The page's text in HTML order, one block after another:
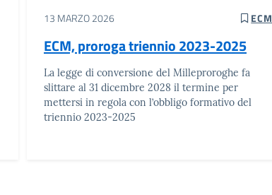
13 MARZO 2026 ECM
ECM, proroga triennio 2023-2025
La legge di conversione del Milleproroghe fa
slittare al 31 dicembre 2028 il termine per
mettersi in regola con l’obbligo formativo del
triennio 2023-2025